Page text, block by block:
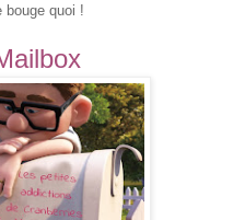
bouge quoi !